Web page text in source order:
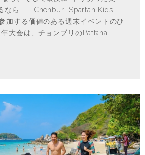
なら——Chonburi Spartan Kids
加する価値のある週末イベントのひ
大会は、チョンブリのPattana...